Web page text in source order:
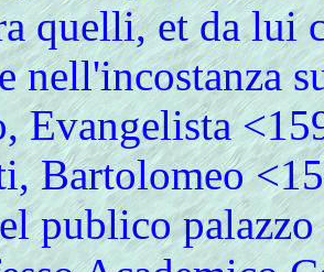
quelli, et da lui
nell'incostanza
Evangelista
Bartolomeo
publico